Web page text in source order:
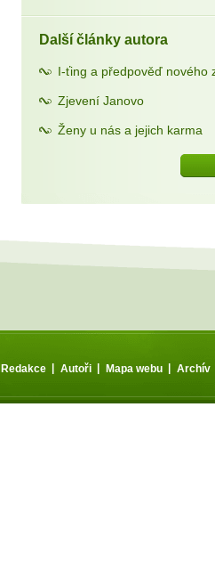
Další články autora
I-ťing a předpověď nového
Zjevení Janovo
Ženy u nás a jejich karma
Redakce | Autoři | Mapa webu | Archív